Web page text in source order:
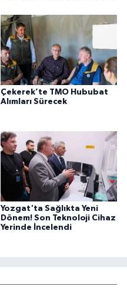
Çekerek’te TMO Hububat
Alımları Sürecek
Yozgat'ta Sağlıkta Yeni
Dönem! Son Teknoloji Cihaz
Yerinde İncelendi